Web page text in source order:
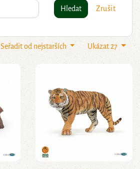
Hledat Zrušit
Ukázat 27
Seřadit od nejstarších